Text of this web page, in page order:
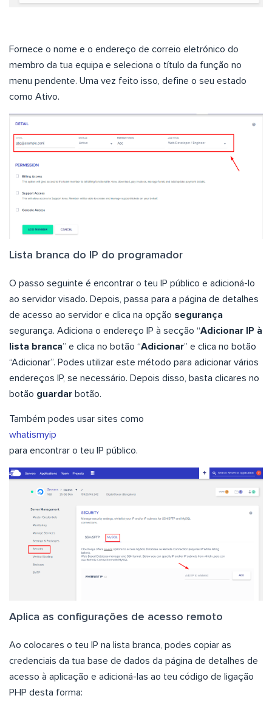
Fornece o nome e o endereço de correio eletrónico do
membro da tua equipa e seleciona o título da função no
menu pendente. Uma vez feito isso, define o seu estado
como Ativo.
Lista branca do IP do programador
O passo seguinte é encontrar o teu IP público e adicioná-lo
ao servidor visado. Depois, passa para a página de detalhes
de acesso ao servidor e clica na opção segurança
segurança. Adiciona o endereço IP à secção “Adicionar IP à
lista branca” e clica no botão “Adicionar” e clica no botão
“Adicionar”. Podes utilizar este método para adicionar vários
endereços IP, se necessário. Depois disso, basta clicares no
botão guardar botão.
Também podes usar sites como
whatismyip
para encontrar o teu IP público.
Aplica as configurações de acesso remoto
Ao colocares o teu IP na lista branca, podes copiar as
credenciais da tua base de dados da página de detalhes de
acesso à aplicação e adicioná-las ao teu código de ligação
PHP desta forma: